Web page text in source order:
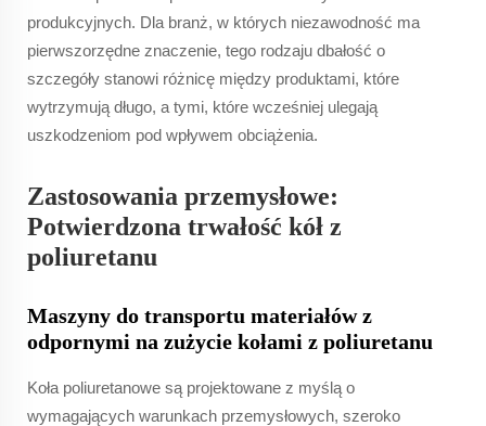
produkcyjnych. Dla branż, w których niezawodność ma
pierwszorzędne znaczenie, tego rodzaju dbałość o
szczegóły stanowi różnicę między produktami, które
wytrzymują długo, a tymi, które wcześniej ulegają
uszkodzeniom pod wpływem obciążenia.
Zastosowania przemysłowe:
Potwierdzona trwałość kół z
poliuretanu
Maszyny do transportu materiałów z
odpornymi na zużycie kołami z poliuretanu
Koła poliuretanowe są projektowane z myślą o
wymagających warunkach przemysłowych, szeroko